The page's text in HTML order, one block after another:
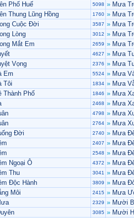
Phố Huế 5098 » Mưa
Thung Lũng Hồng 1760 » Mưa
Cuộc Đời 3587 » Mưa
Lòng 3012 » Mưa
Mắt Em 2659 » Mưa
4627 » Mưa
Vọng 2376 » Mưa
Em 5524 » Mưa
Tôi 1834 » Mưa
Thành Phố 1846 » Mưa
2468 » Mưa
4798 » Mưa
2764 » Mưa
Đời 2740 » Mưa
2407 » Mưa
2548 » Mưa
Ngoại Ô 4372 » Mưa
Thu 3041 » Mưa
Độc Hành 3809 » Mưa
Môi 2415 » Mưa
2329 » Mười
3085 » Mười